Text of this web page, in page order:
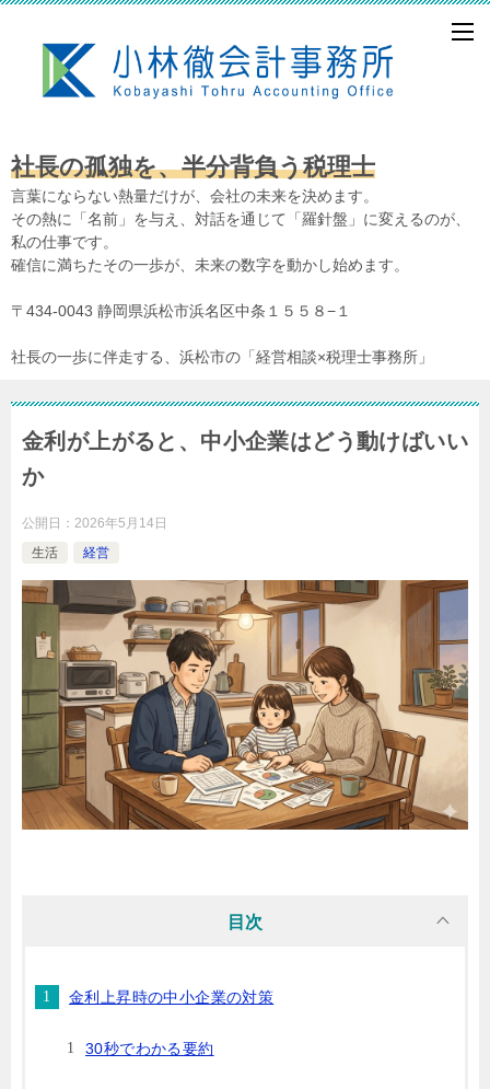
社長の孤独を、半分背負う税理士
言葉にならない熱量だけが、会社の未来を決めます。
その熱に「名前」を与え、対話を通じて「羅針盤」に変えるのが、
私の仕事です。
確信に満ちたその一歩が、未来の数字を動かし始めます。
〒434-0043 静岡県浜松市浜名区中条１５５８−１
社長の一歩に伴走する、浜松市の「経営相談×税理士事務所」
金利が上がると、中小企業はどう動けばいい
か
公開日： 2026年5月14日
生活
経営
目次
金利上昇時の中小企業の対策
30秒でわかる要約